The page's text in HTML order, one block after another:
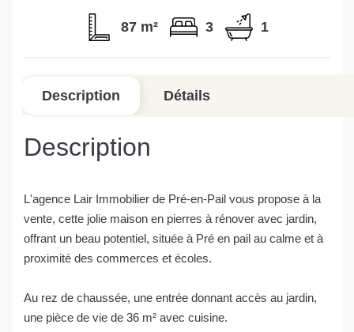
87 m² 3 1
Description Détails
Description
L'agence Lair Immobilier de Pré-en-Pail vous propose à la
vente, cette jolie maison en pierres à rénover avec jardin,
offrant un beau potentiel, située à Pré en pail au calme et à
proximité des commerces et écoles.
Au rez de chaussée, une entrée donnant accès au jardin,
une pièce de vie de 36 m² avec cuisine.